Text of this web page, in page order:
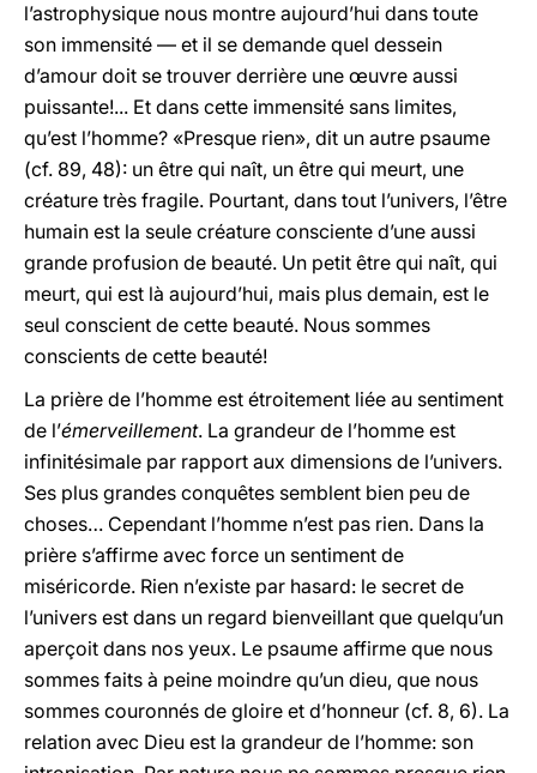
l’astrophysique nous montre aujourd’hui dans toute
son immensité — et il se demande quel dessein
d’amour doit se trouver derrière une œuvre aussi
puissante!... Et dans cette immensité sans limites,
qu’est l’homme? «Presque rien», dit un autre psaume
(cf. 89, 48): un être qui naît, un être qui meurt, une
créature très fragile. Pourtant, dans tout l’univers, l’être
humain est la seule créature consciente d’une aussi
grande profusion de beauté. Un petit être qui naît, qui
meurt, qui est là aujourd’hui, mais plus demain, est le
seul conscient de cette beauté. Nous sommes
conscients de cette beauté!
La prière de l’homme est étroitement liée au sentiment
de l’émerveillement. La grandeur de l’homme est
infinitésimale par rapport aux dimensions de l’univers.
Ses plus grandes conquêtes semblent bien peu de
choses… Cependant l’homme n’est pas rien. Dans la
prière s’affirme avec force un sentiment de
miséricorde. Rien n’existe par hasard: le secret de
l’univers est dans un regard bienveillant que quelqu’un
aperçoit dans nos yeux. Le psaume affirme que nous
sommes faits à peine moindre qu’un dieu, que nous
sommes couronnés de gloire et d’honneur (cf. 8, 6). La
relation avec Dieu est la grandeur de l’homme: son